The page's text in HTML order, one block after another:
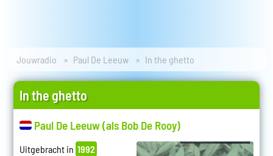
Jouwradio Paul De Leeuw In the ghetto
In the ghetto
Paul De Leeuw (als Bob De Rooy)
Uitgebracht in 1992